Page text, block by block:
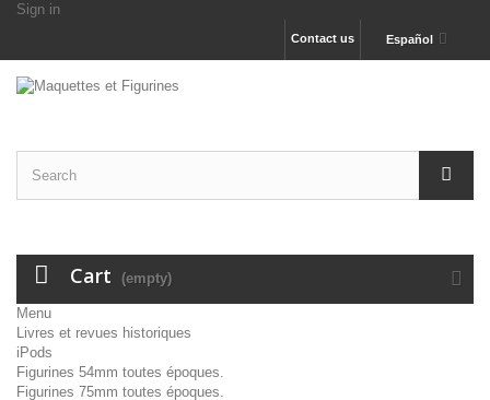
Sign in
Español
Contact us
Cart (empty)
Menu
Livres et revues historiques
iPods
Figurines 54mm toutes époques.
Figurines 75mm toutes époques.